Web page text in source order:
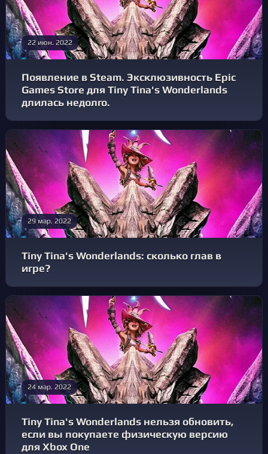
22 июн. 2022
Появление в Steam. Эксклюзивность Epic
Games Store для Tiny Tina's Wonderlands
длилась недолго.
29 мар. 2022
Tiny Tina's Wonderlands: сколько глав в
игре?
24 мар. 2022
Tiny Tina's Wonderlands нельзя обновить,
если вы покупаете физическую версию
для Xbox One